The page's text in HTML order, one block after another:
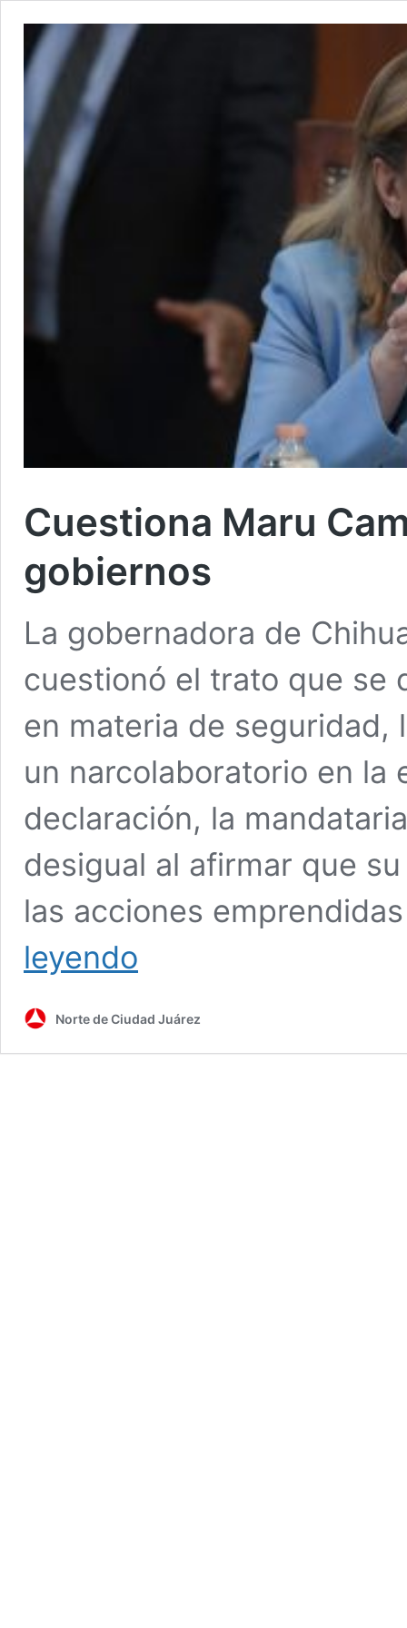
Cuestiona Maru
gobiernos
La gobernadora de
cuestionó el trato que se
en materia de seguridad,
un narcolaboratorio en la
declaración, la
desigual al afirmar que
las acciones
leyendo
desigual”
gobiernos
Norte de Ciudad Juárez